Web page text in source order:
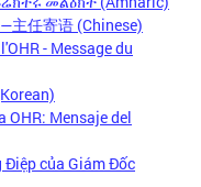
主任寄语 (Chinese)
- Message du
Mensaje del
Điệp của Giám Đốc